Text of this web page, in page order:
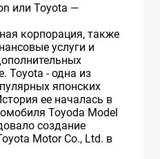
или Toyota —
корпорация, также
услуги и
Toyota - одна из
японских
ее началась в
Toyoda Model
создание
Motor Co., Ltd. в